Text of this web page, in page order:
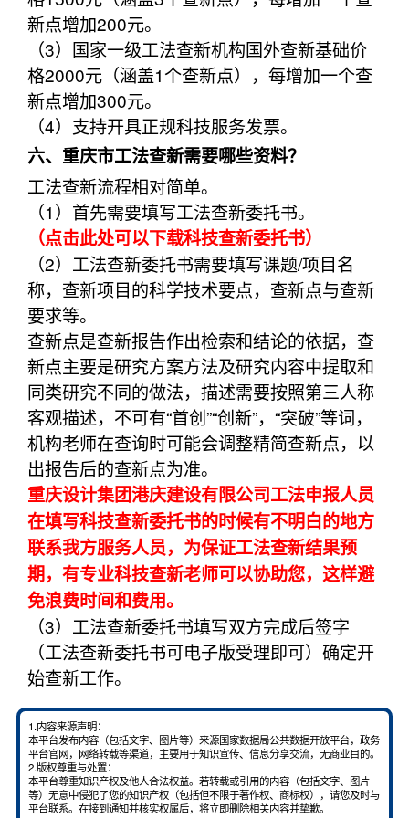
新点增加200元。
（3）国家一级工法查新机构国外查新基础价
格2000元（涵盖1个查新点），每增加一个查
新点增加300元。
（4）支持开具正规科技服务发票。
六、重庆市工法查新需要哪些资料？
工法查新流程相对简单。
（1）首先需要填写工法查新委托书。
（点击此处可以下载科技查新委托书）
（2）工法查新委托书需要填写课题/项目名
称，查新项目的科学技术要点，查新点与查新
要求等。
查新点是查新报告作出检索和结论的依据，查
新点主要是研究方案方法及研究内容中提取和
同类研究不同的做法，描述需要按照第三人称
客观描述，不可有“首创”“创新”，“突破”等词，
机构老师在查询时可能会调整精简查新点，以
出报告后的查新点为准。
重庆设计集团港庆建设有限公司工法申报人员
在填写科技查新委托书的时候有不明白的地方
联系我方服务人员，为保证工法查新结果预
期，有专业科技查新老师可以协助您，这样避
免浪费时间和费用。
（3）工法查新委托书填写双方完成后签字
（工法查新委托书可电子版受理即可）确定开
始查新工作。
1.内容来源声明：
本平台发布内容（包括文字、图片等）来源国家数据局公共数据开放平台，政务
平台官网，网络转载等渠道，主要用于知识宣传、信息分享交流，无商业目的。
2.版权尊重与处置：
本平台尊重知识产权及他人合法权益。若转载或引用的内容（包括文字、图片
等）无意中侵犯了您的知识产权（包括但不限于著作权、商标权），请您及时与
平台联系。在接到通知并核实权属后，将立即删除相关内容并挚歉。